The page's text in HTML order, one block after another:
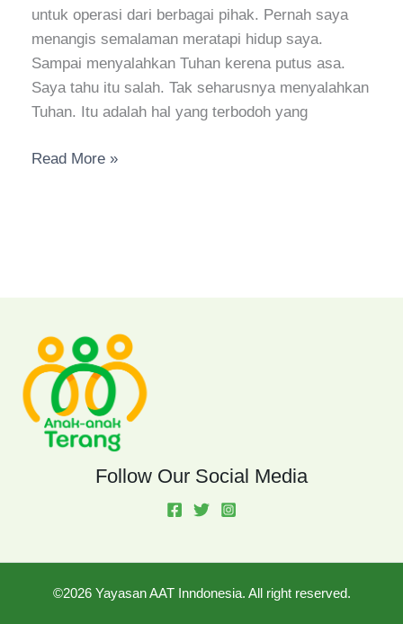
untuk operasi dari berbagai pihak. Pernah saya
menangis semalaman meratapi hidup saya.
Sampai menyalahkan Tuhan kerena putus asa.
Saya tahu itu salah. Tak seharusnya menyalahkan
Tuhan. Itu adalah hal yang terbodoh yang
Read More »
Follow Our Social Media
©2026 Yayasan AAT Inndonesia. All right reserved.